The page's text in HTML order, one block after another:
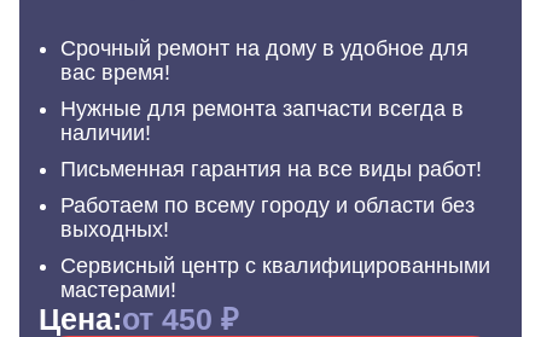
Срочный ремонт на дому в удобное для
вас время!
Нужные для ремонта запчасти всегда в
наличии!
Письменная гарантия на все виды работ!
Работаем по всему городу и области без
выходных!
Сервисный центр с квалифицированными
мастерами!
Цена:от 450 ₽